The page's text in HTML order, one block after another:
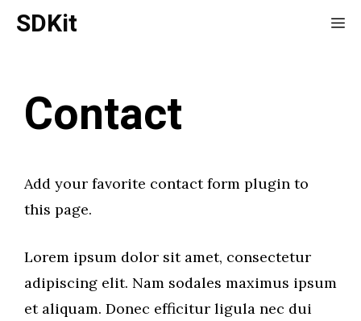
SkipSDKit
Contact
Add your favorite contact form plugin to
this page.
Lorem ipsum dolor sit amet, consectetur
adipiscing elit. Nam sodales maximus ipsum
et aliquam. Donec efficitur ligula nec dui